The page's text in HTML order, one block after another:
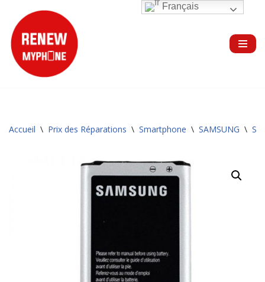
Aller
au
contenu
Accueil \ Prix des Réparations \ Smartphone \ SAMSUNG \
Français